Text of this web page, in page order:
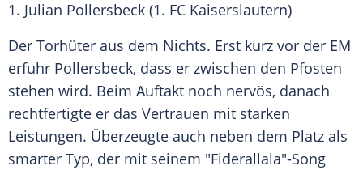
1. Julian Pollersbeck (1. FC Kaiserslautern)
Der Torhüter aus dem Nichts. Erst kurz vor der EM
erfuhr Pollersbeck, dass er zwischen den Pfosten
stehen wird. Beim Auftakt noch nervös, danach
rechtfertigte er das Vertrauen mit starken
Leistungen. Überzeugte auch neben dem Platz als
smarter Typ, der mit seinem "Fiderallala"-Song